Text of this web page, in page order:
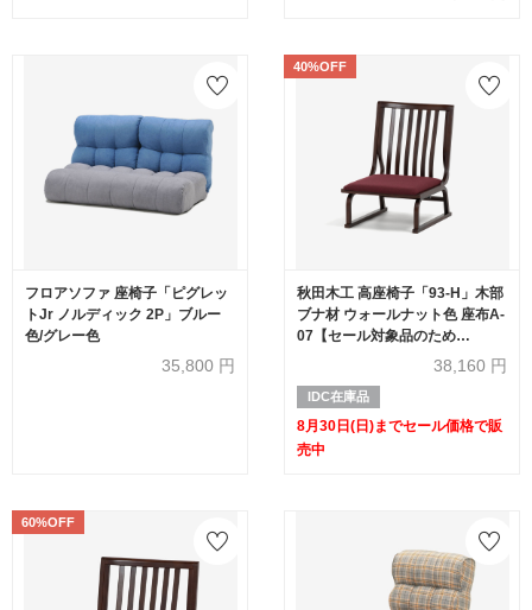
フロアソファ 座椅子「ピグレッ
トJr ノルディック 2P」ブルー
色/グレー色
35,800 円
40%OFF
秋田木工 高座椅子「93-H」木部
ブナ材 ウォールナット色 座布A-
07【セール対象品のため
38,160 円
IDC在庫品
8月30日(日)までセール価格で販
売中
60%OFF